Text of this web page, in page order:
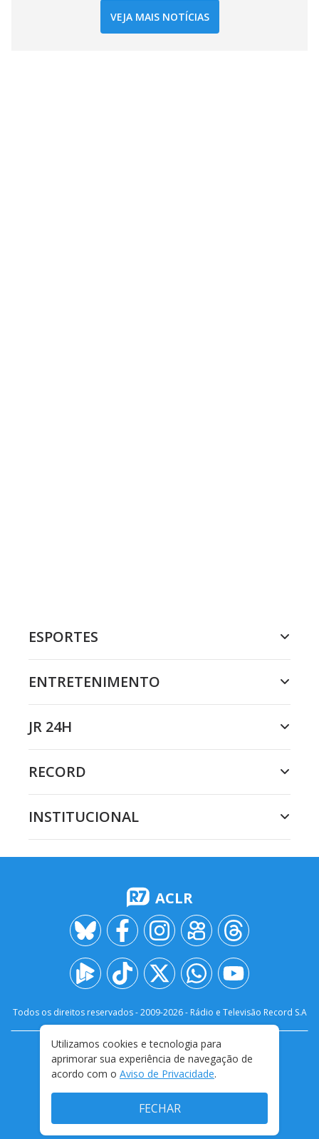
VEJA MAIS NOTÍCIAS
ESPORTES
ENTRETENIMENTO
JR 24H
RECORD
INSTITUCIONAL
ACLR
Todos os direitos reservados - 2009-2026- Rádio e Televisão Record S.A
FALE CONOSCO
PRIVACIDADE
TERMOS E CONDIÇÕES DE USO
Utilizamos cookies e tecnologia para
aprimorar sua experiência de navegação de
acordo com o Aviso de Privacidade.
FECHAR